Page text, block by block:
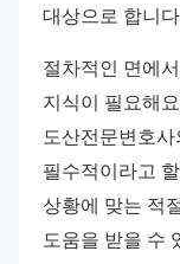
대상으로 합니
절차적인 면에
지식이 필요해
도산전문변호
필수적이라고
상황에 맞는 적
도움을 받을 수